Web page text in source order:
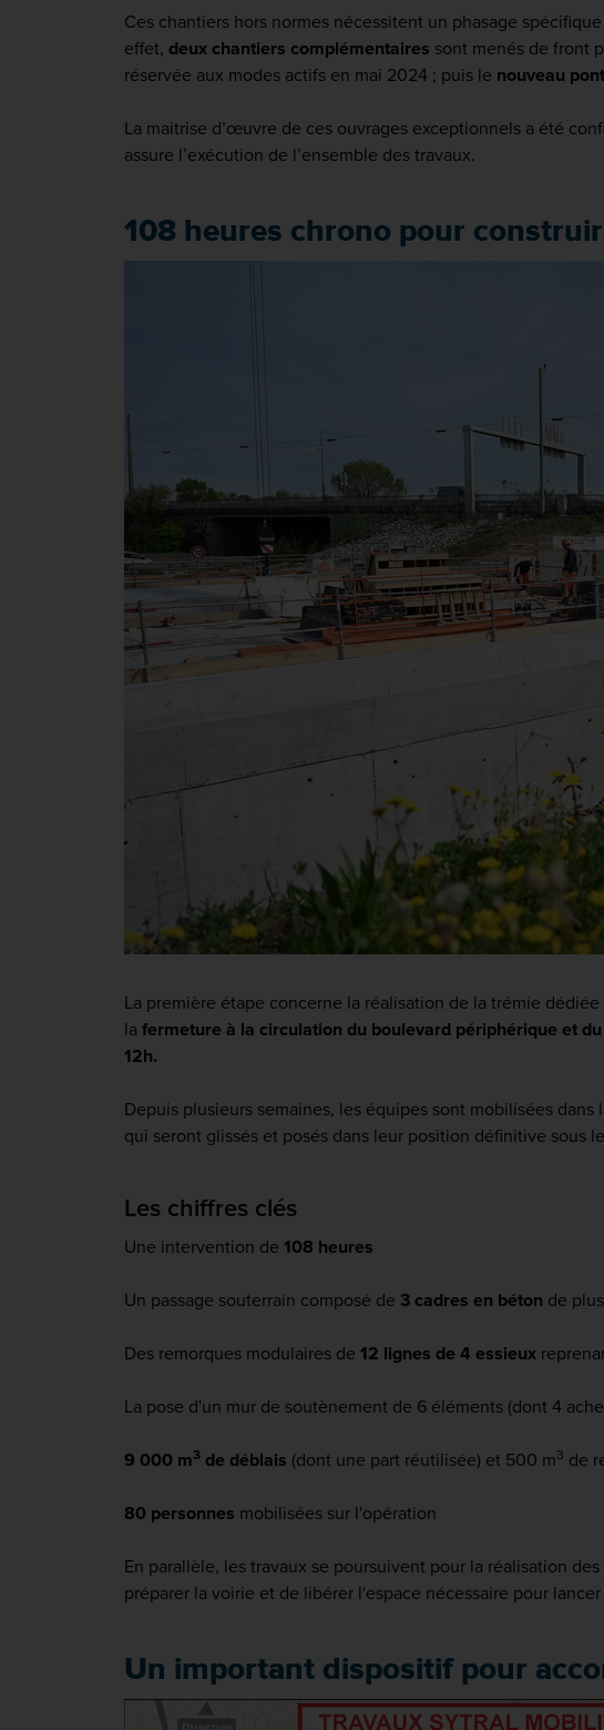
Ces chantiers hors normes nécessitent un phasage
effet, deux chantiers complémentaires sont menés de front
réservée aux modes actifs en mai 2024 ; puis le nouveau pont
La maitrise d’œuvre de ces ouvrages exceptionnels a été
assure l’exécution de l’ensemble des travaux.
108 heures chrono pour
La première étape concerne la réalisation de la trémie
la fermeture à la circulation du boulevard périphérique et
12h.
Depuis plusieurs semaines, les équipes sont mobilisées
qui seront glissés et posés dans leur position définitive sous
Les chiffres clés
Une intervention de 108 heures
Un passage souterrain composé de 3 cadres en béton de
Des remorques modulaires de 12 lignes de 4 essieux
La pose d'un mur de soutènement de 6 éléments (dont 4
9 000 m3 de déblais (dont une part réutilisée) et 500 m3 de
80 personnes mobilisées sur l'opération
En parallèle, les travaux se poursuivent pour la réalisation
préparer la voirie et de libérer l'espace nécessaire pour
Un important dispositif pour